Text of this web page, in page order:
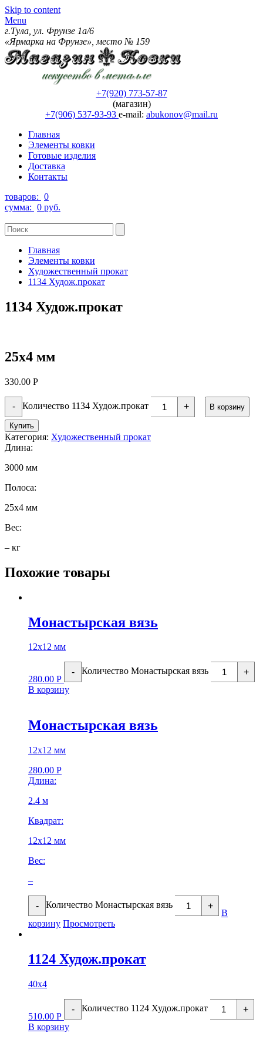
Skip to content
Menu
г.Тула, ул. Фрунзе 1а/6
«Ярмарка на Фрунзе», место № 159
+7(920) 773-57-87
(магазин)
+7(906) 537-93-93 e-mail: abukonov@mail.ru
Главная
Элементы ковки
Готовые изделия
Доставка
Контакты
товаров: 0
сумма: 0 руб.
Главная
Элементы ковки
Художественный прокат
1134 Худож.прокат
1134 Худож.прокат
25х4 мм
330.00 Р
- Количество 1134 Худож.прокат + В корзину
Купить
Категория: Художественный прокат
Длина:
3000 мм
Полоса:
25х4 мм
Вес:
– кг
Похожие товары
Монастырская вязь
12х12 мм
280.00 Р
- Количество Монастырская вязь
+
В корзину
Монастырская вязь
12х12 мм
280.00 Р
Длина:
2.4 м
Квадрат:
12х12 мм
Вес:
–
- Количество Монастырская вязь +
В
корзину Просмотреть
1124 Худож.прокат
40х4
510.00 Р
- Количество 1124 Худож.прокат
+
В корзину